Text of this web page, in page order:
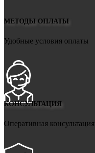
МЕТОДЫ ОПЛАТЫ
Удобные условия оплаты
КОНСУЛЬТАЦИЯ
Оперативная консультация